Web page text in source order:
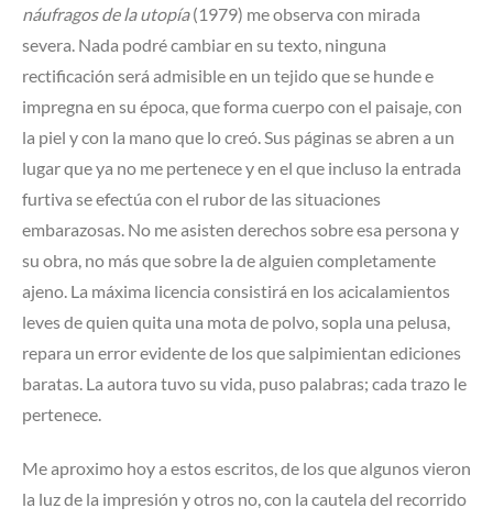
náufragos de la utopía(1979) me observa con mirada
severa. Nada podré cambiar en su texto, ninguna
rectificación será admisible en un tejido que se hunde e
impregna en su época, que forma cuerpo con el paisaje, con
la piel y con la mano que lo creó. Sus páginas se abren a un
lugar que ya no me pertenece y en el que incluso la entrada
furtiva se efectúa con el rubor de las situaciones
embarazosas. No me asisten derechos sobre esa persona y
su obra, no más que sobre la de alguien completamente
ajeno. La máxima licencia consistirá en los acicalamientos
leves de quien quita una mota de polvo, sopla una pelusa,
repara un error evidente de los que salpimientan ediciones
baratas. La autora tuvo su vida, puso palabras; cada trazo le
pertenece.
Me aproximo hoy a estos escritos, de los que algunos vieron
la luz de la impresión y otros no, con la cautela del recorrido